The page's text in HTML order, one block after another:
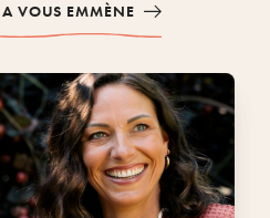
VOUS EMMÈNE